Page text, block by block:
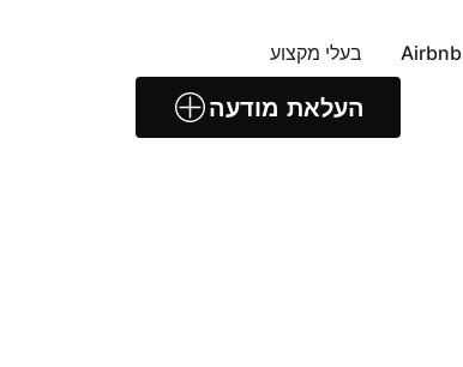
Airbnb בעלי מקצוע
העלאת מודעה